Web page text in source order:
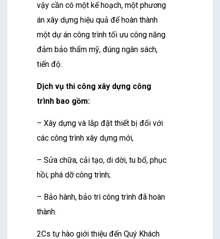
vậy cần có một kế hoạch, một phương
án xây dựng hiệu quả để hoàn thành
một dự án công trình tối ưu công năng
đảm bảo thẩm mỹ, đúng ngân sách,
tiến độ.
Dịch vụ thi công xây dựng công
trình bao gồm:
– Xây dựng và lắp đặt thiết bị đối với
các công trình xây dựng mới,
– Sửa chữa, cải tạo, di dời, tu bổ, phục
hồi; phá dỡ công trình;
– Bảo hành, bảo trì công trình đã hoàn
thành.
2Cs tự hào giới thiệu đến Quý Khách